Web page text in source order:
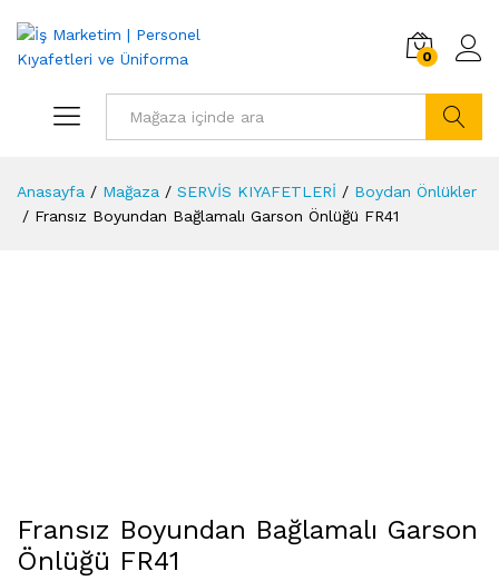
0
Anasayfa / Mağaza / SERVİS KIYAFETLERİ / Boydan Önlükler
/ Fransız Boyundan Bağlamalı Garson Önlüğü FR41
Fransız Boyundan Bağlamalı Garson
Önlüğü FR41